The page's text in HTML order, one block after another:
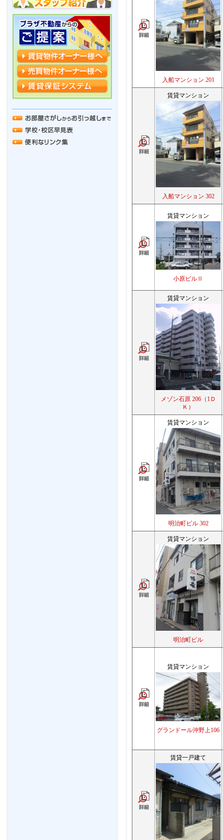
入船マンション 201
賃貸マンション
入船マンション 302
賃貸マンション
小原ビルⅡ
賃貸マンション
メゾン石原 206（1Ｄ
Ｋ）
賃貸マンション
明治町ビル 302
賃貸マンション
明治町ビル
賃貸マンション
グランドール沖野上106
賃貸一戸建て